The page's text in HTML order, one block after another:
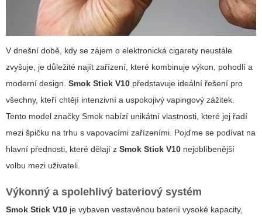
V dnešní době, kdy se zájem o elektronická cigarety neustále
zvyšuje, je důležité najít zařízení, které kombinuje výkon, pohodlí a
moderní design. Smok Stick V10 představuje ideální řešení pro
všechny, kteří chtějí intenzivní a uspokojivý vapingový zážitek
Tento model značky Smok nabízí unikátní vlastnosti, které jej řadí
mezi špičku na trhu s vapovacími zařízeními. Pojďme se podívat na
hlavní přednosti, které dělají z Smok Stick V10 nejoblíbenější
volbu mezi uživateli.
Výkonný a spolehlivý bateriový systém
Smok Stick V10 je vybaven vestavěnou baterií vysoké kapacity,